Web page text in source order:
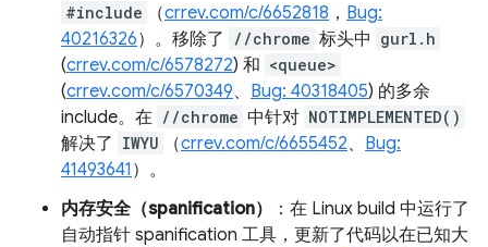
#include
（crrev.com/c/6652818 ， Bug:
40216326）。移除了 //chrome 标头中 gurl.h
(crrev.com/c/6578272) 和 <queue>
(crrev.com/c/6570349、 Bug: 40318405) 的多余
include。在 //chrome 中针对 NOTIMPLEMENTED()
解决了 IWYU （crrev.com/c/6655452、 Bug:
41493641 ）。
内存安全（spanification）
：在 Linux build 中运行了
自动指针 spanification 工具，更新了代码以在已知大